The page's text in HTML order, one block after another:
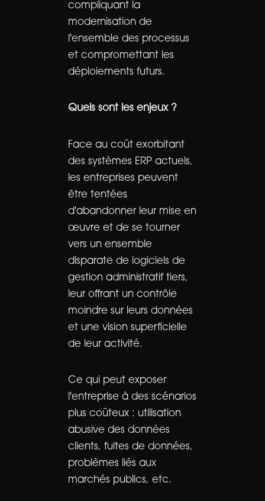
compliquant la
modernisation de
l'ensemble des processus
et compromettant les
déploiements futurs.
Quels sont les enjeux ?
Face au coût exorbitant
des systèmes ERP actuels,
les entreprises peuvent
être tentées
d'abandonner leur mise en
œuvre et de se tourner
vers un ensemble
disparate de logiciels de
gestion administratif tiers,
leur offrant un contrôle
moindre sur leurs données
et une vision superficielle
de leur activité.
Ce qui peut exposer
l'entreprise à des scénarios
plus coûteux : utilisation
abusive des données
clients, fuites de données,
problèmes liés aux
marchés publics, etc.